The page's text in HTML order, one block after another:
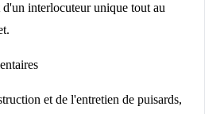
interlocuteur unique tout au
et de l'entretien de puisards,